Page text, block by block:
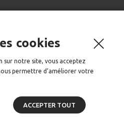
accessoires pour votre voiture
cookies
sur notre site, vous acceptez
permettre d’améliorer votre
ACCEPTER TOUT